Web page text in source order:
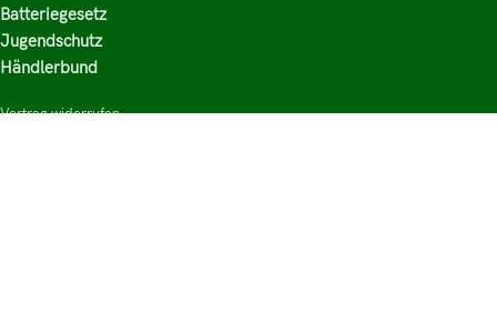
Batteriegesetz
Jugendschutz
Händlerbund
Vertrag widerrufen